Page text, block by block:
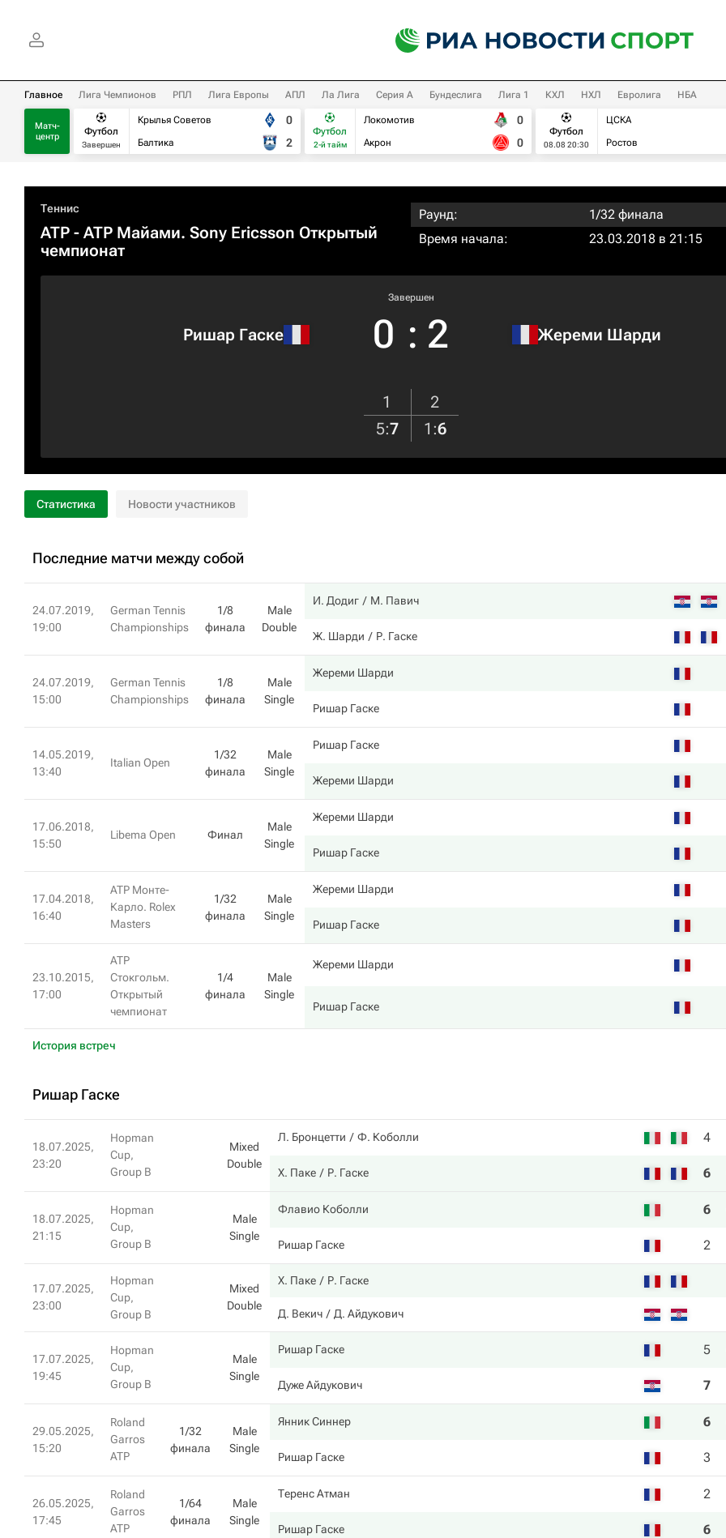
Главное Лига Чемпионов РПЛ Лига Европы АПЛ Ла Лига Серия А Бундеслига Лига 1 КХЛ НХЛ Евролига НБА
Матч-
центр
Футбол
Завершен
Крылья Советов
Балтика
0
2
Футбол
2-й тайм
Локомотив
Акрон
0
0
Футбол
08.08 20:30
ЦСКА
Ростов
Теннис
ATP - ATP Майами. Sony Ericsson Открытый
чемпионат
Раунд:
1/32 финала
Время начала:
23.03.2018 в 21:15
Ришар Гаске
Завершен
0 : 2 Жереми Шарди
1
2
5:7 1 :6
Статистика Новости участников
Последние матчи между собой
24.07.2019,
19:00
German Tennis
Championships
1/8
финала
Male
Double
И. Додиг М. Павич
Ж. Шарди Р. Гаске
24.07.2019,
15:00
German Tennis
Championships
1/8
финала
Male
Single
Жереми Шарди
Ришар Гаске
14.05.2019,
13:40
Italian Open
1/32
финала
Male
Single
Ришар Гаске
Жереми Шарди
17.06.2018,
15:50
Libema Open Финал
Male
Single
Жереми Шарди
Ришар Гаске
17.04.2018,
16:40
ATP Монте-
Карло. Rolex
Masters
1/32
финала
Male
Single
Жереми Шарди
Ришар Гаске
23.10.2015,
17:00
ATP
Стокгольм.
Открытый
чемпионат
1/4
финала
Male
Single
Жереми Шарди
Ришар Гаске
История встреч
Ришар Гаске
18.07.2025,
23:20
Hopman
Cup,
Group B
Mixed
Double
Л. Бронцетти Ф. Коболли 4
Х. Паке Р. Гаске 6
18.07.2025,
21:15
Hopman
Cup,
Group B
Male
Single
Флавио Коболли 6
Ришар Гаске 2
17.07.2025,
23:00
Hopman
Cup,
Group B
Mixed
Double
Х. Паке Р. Гаске
Д. Векич Д. Айдукович
17.07.2025,
19:45
Hopman
Cup,
Group B
Male
Single
Ришар Гаске 5
Дуже Айдукович 7
29.05.2025,
15:20
Roland
Garros
ATP
1/32
финала
Male
Single
Янник Синнер 6
Ришар Гаске 3
26.05.2025,
17:45
Roland
Garros
ATP
1/64
финала
Male
Single
Теренс Атман 2
Ришар Гаске 6